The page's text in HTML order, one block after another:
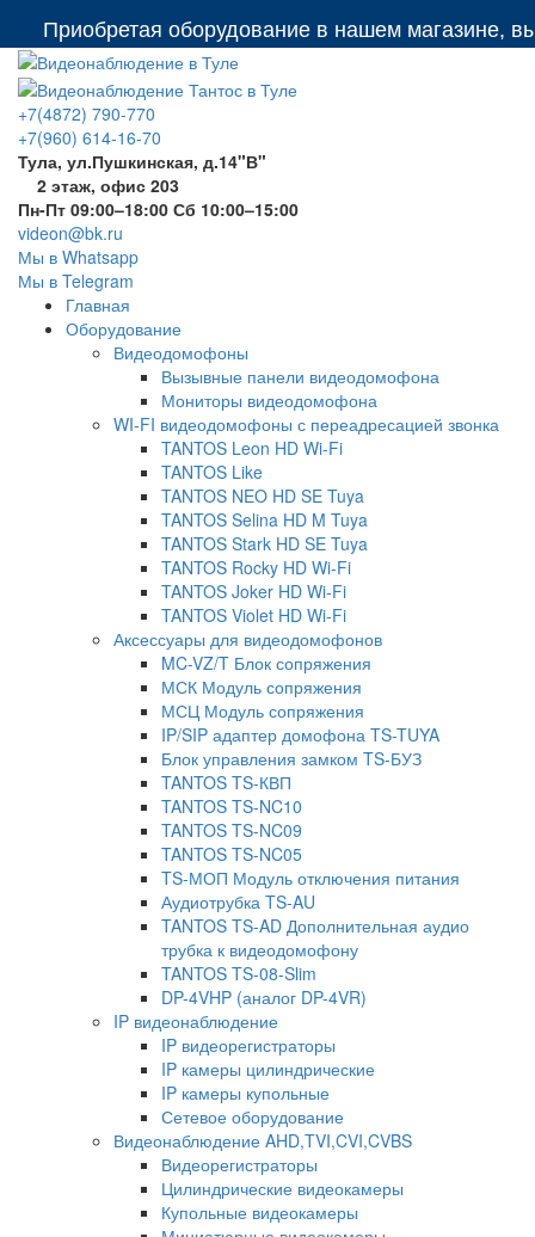
Приобретая оборудование в нашем магазине, вы
+7(4872) 790-770
+7(960) 614-16-70
Тула, ул.Пушкинская, д.14"В"
2 этаж, офис 203
Пн-Пт 09:00–18:00 Сб 10:00–15:00
videon@bk.ru
Мы в Whatsapp
Мы в Telegram
Главная
Оборудование
Видеодомофоны
Вызывные панели видеодомофона
Мониторы видеодомофона
WI-FI видеодомофоны с переадресацией звонка
TANTOS Leon HD Wi-Fi
TANTOS Like
TANTOS NEO HD SE Tuya
TANTOS Selina HD M Tuya
TANTOS Stark HD SE Tuya
TANTOS Rocky HD Wi-Fi
TANTOS Joker HD Wi-Fi
TANTOS Violet HD Wi-Fi
Аксессуары для видеодомофонов
MC-VZ/T Блок сопряжения
МСК Модуль сопряжения
МСЦ Модуль сопряжения
IP/SIP адаптер домофона TS-TUYA
Блок управления замком TS-БУЗ
TANTOS TS-КВП
TANTOS TS-NC10
TANTOS TS-NC09
TANTOS TS-NC05
TS-МОП Модуль отключения питания
Аудиотрубка TS-AU
TANTOS TS-AD Дополнительная аудио
трубка к видеодомофону
TANTOS TS-08-Slim
DP-4VHP (аналог DP-4VR)
IP видеонаблюдение
IP видеорегистраторы
IP камеры цилиндрические
IP камеры купольные
Сетевое оборудование
Видеонаблюдение AHD,TVI,CVI,CVBS
Видеорегистраторы
Цилиндрические видеокамеры
Купольные видеокамеры